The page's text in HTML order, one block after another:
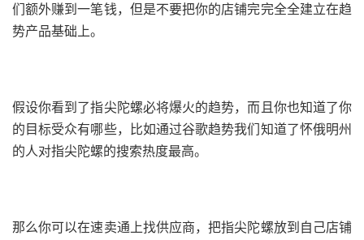
们额外赚到一笔钱，但是不要把你的店铺完完全全建立在趋
势产品基础上。
假设你看到了指尖陀螺必将爆火的趋势，而且你也知道了你
的目标受众有哪些，比如通过谷歌趋势我们知道了怀俄明州
的人对指尖陀螺的搜索热度最高。
那么你可以在速卖通上找供应商，把指尖陀螺放到自己店铺